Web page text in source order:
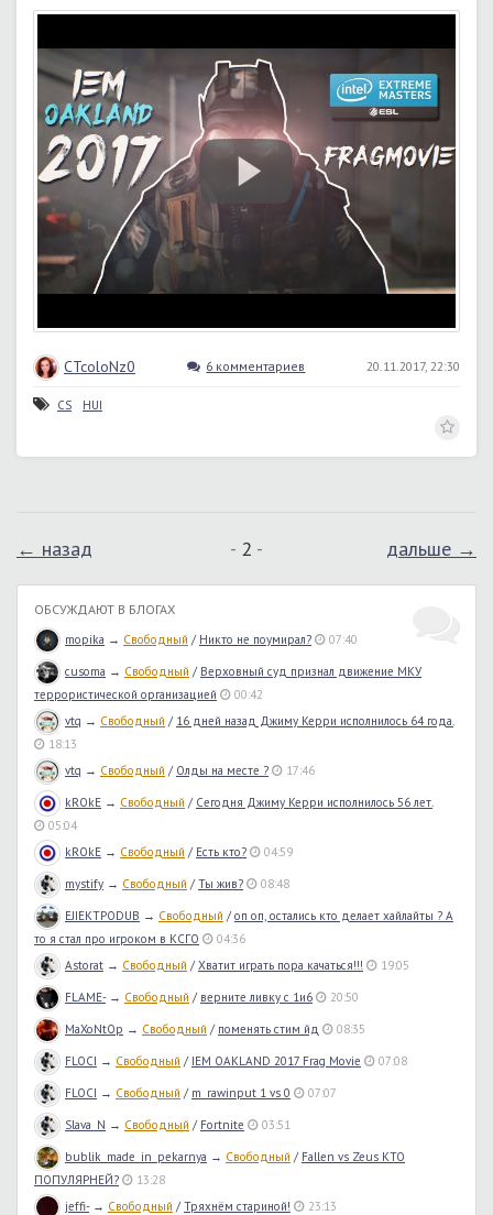
CTcoloNz0 6 комментариев 20.11.2017, 22:30
CS HUI
← назад 2 дальше →
ОБСУЖДАЮТ В БЛОГАХ
mopika → Свободный / Никто не поумирал? 07:40
cusoma → Свободный / Верховный суд признал движение МКУ
террористической организацией
00:42
vtq → Свободный / 16 дней назад Джиму Керри исполнилось 64 года.
18:13
vtq → Свободный / Олды на месте ? 17:46
kROkE → Свободный / Сегодня Джиму Керри исполнилось 56 лет.
05:04
kROkE → Свободный / Есть кто? 04:59
mystify → Свободный /Ты жив? 08:48
EJIEKTPODUB → Свободный /оп оп, остались кто делает хайлайты ? А
то я стал про игроком в КСГО
04:36
Astorat → Свободный /Хватит играть пора качаться!!! 19:05
FLAME-→ Свободный / верните ливку с 1и6 20:50
MaXoNtOp → Свободный / поменять стим йд 08:35
FLOCI → Свободный / IEM OAKLAND 2017 Frag Movie 07:08
FLOCI → Свободный / m_rawinput 1 vs 0 07:07
Slava_N → Свободный / Fortnite 03:51
bublik_made_in_pekarnya → Свободный / Fallen vs Zeus КТО
ПОПУЛЯРНЕЙ?
13:28
jeffi-→ Свободный /Тряхнём стариной! 23:13